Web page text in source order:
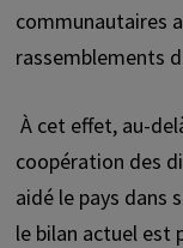
communautaires
rassemblements
À cet effet, au-
coopération des
aidé le pays dans
le bilan actuel est